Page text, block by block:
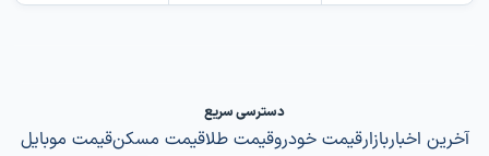
دسترسی سریع
آخرین اخباربازارقیمت خودروقیمت طلاقیمت مسکنقیمت موبایل